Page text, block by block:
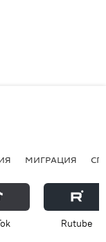
МИГРАЦИЯ
Rutube